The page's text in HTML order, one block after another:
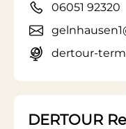
06051 92320
dertour-
DERTOUR